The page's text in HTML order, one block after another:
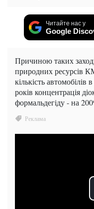
Читайте нас у
Google
Причиною таких
природних ресурсів
кількість автомобілів
років концентрація
формальдегіду - на